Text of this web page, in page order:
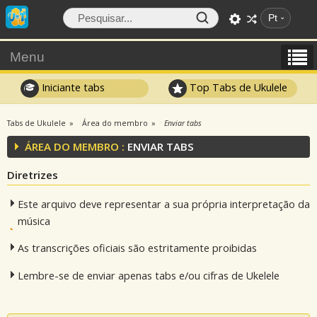
Pt
Menu
Iniciante tabs Top Tabs de Ukulele
Tabs de Ukulele Área do membro Enviar tabs
ÁREA DO MEMBRO : ENVIAR TABS
Diretrizes
Este arquivo deve representar a sua própria interpretação da
música
As transcrições oficiais são estritamente proibidas
Lembre-se de enviar apenas tabs e/ou cifras de Ukelele